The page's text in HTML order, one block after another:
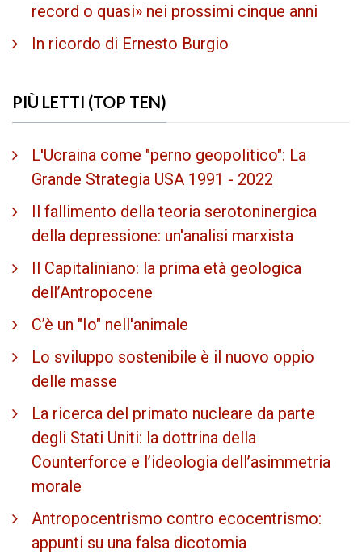
record o quasi» nei prossimi cinque anni
In ricordo di Ernesto Burgio
PIÙ LETTI (TOP TEN)
L'Ucraina come "perno geopolitico": La
Grande Strategia USA 1991 - 2022
Il fallimento della teoria serotoninergica
della depressione: un'analisi marxista
Il Capitaliniano: la prima età geologica
dell’Antropocene
C’è un "Io" nell'animale
Lo sviluppo sostenibile è il nuovo oppio
delle masse
La ricerca del primato nucleare da parte
degli Stati Uniti: la dottrina della
Counterforce e l’ideologia dell’asimmetria
morale
Antropocentrismo contro ecocentrismo:
appunti su una falsa dicotomia